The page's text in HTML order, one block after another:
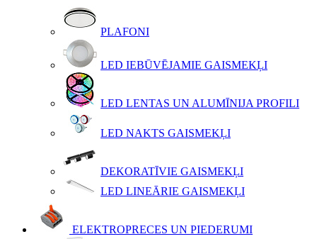
PLAFONI
LED IEBŪVĒJAMIE GAISMEKĻI
LED LENTAS UN ALUMĪNIJA PROFILI
LED NAKTS GAISMEKĻI
DEKORATĪVIE GAISMEKĻI
LED LINEĀRIE GAISMEKĻI
ELEKTROPRECES UN PIEDERUMI